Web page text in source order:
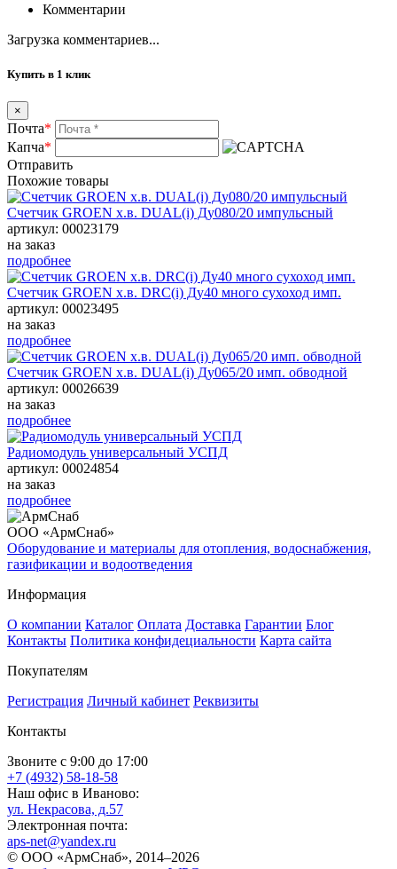
Комментарии
Загрузка комментариев...
Купить в 1 клик
×
Почта*
Капча*
Отправить
Похожие товары
Счетчик GROEN х.в. DUAL(i) Ду080/20 импульсный
артикул: 00023179
на заказ
подробнее
Счетчик GROEN х.в. DRC(i) Ду40 много сухоход имп.
артикул: 00023495
на заказ
подробнее
Счетчик GROEN х.в. DUAL(i) Ду065/20 имп. обводной
артикул: 00026639
на заказ
подробнее
Радиомодуль универсальный УСПД
артикул: 00024854
на заказ
подробнее
ООО «АрмСнаб»
Оборудование и материалы для отопления, водоснабжения,
газификации и водоотведения
Информация
О компании Каталог Оплата Доставка Гарантии Блог
Контакты Политика конфидециальности Карта сайта
Покупателям
Регистрация Личный кабинет Реквизиты
Контакты
Звоните с 9:00 до 17:00
+7 (4932) 58-18-58
Наш офис в Иваново:
ул. Некрасова, д.57
Электронная почта:
aps-net@yandex.ru
© ООО «АрмСнаб», 2014–2026